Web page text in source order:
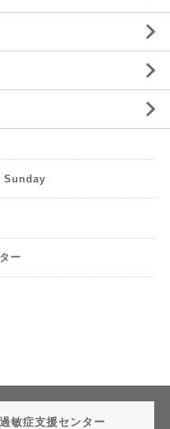
Sunday
ー
敏症支援センター